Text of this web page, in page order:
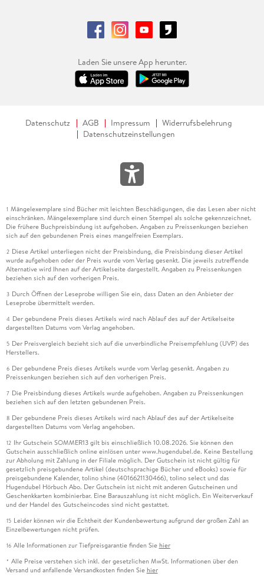
Laden Sie unsere App herunter.
Datenschutz AGB Impressum
Widerrufsbelehrung
Datenschutzeinstellungen
1 Mängelexemplare sind Bücher mit leichten Beschädigungen, die das Lesen aber nicht
einschränken. Mängelexemplare sind durch einen Stempel als solche gekennzeichnet.
Die frühere Buchpreisbindung ist aufgehoben. Angaben zu Preissenkungen beziehen
sich auf den gebundenen Preis eines mangelfreien Exemplars.
2 Diese Artikel unterliegen nicht der Preisbindung, die Preisbindung dieser Artikel
wurde aufgehoben oder der Preis wurde vom Verlag gesenkt. Die jeweils zutreffende
Alternative wird Ihnen auf der Artikelseite dargestellt. Angaben zu Preissenkungen
beziehen sich auf den vorherigen Preis.
3 Durch Öffnen der Leseprobe willigen Sie ein, dass Daten an den Anbieter der
Leseprobe übermittelt werden.
4 Der gebundene Preis dieses Artikels wird nach Ablauf des auf der Artikelseite
dargestellten Datums vom Verlag angehoben.
5 Der Preisvergleich bezieht sich auf die unverbindliche Preisempfehlung (UVP) des
Herstellers.
6 Der gebundene Preis dieses Artikels wurde vom Verlag gesenkt. Angaben zu
Preissenkungen beziehen sich auf den vorherigen Preis.
7 Die Preisbindung dieses Artikels wurde aufgehoben. Angaben zu Preissenkungen
beziehen sich auf den letzten gebundenen Preis.
8 Der gebundene Preis dieses Artikels wird nach Ablauf des auf der Artikelseite
dargestellten Datums vom Verlag angehoben.
12 Ihr Gutschein SOMMER13 gilt bis einschließlich 10.08.2026. Sie können den
Gutschein ausschließlich online einlösen unter www.hugendubel.de. Keine Bestellung
zur Abholung mit Zahlung in der Filiale möglich. Der Gutschein ist nicht gültig für
gesetzlich preisgebundene Artikel (deutschsprachige Bücher und eBooks) sowie für
preisgebundene Kalender, tolino shine (4016621130466), tolino select und das
Hugendubel Hörbuch Abo. Der Gutschein ist nicht mit anderen Gutscheinen und
Geschenkkarten kombinierbar. Eine Barauszahlung ist nicht möglich. Ein Weiterverkauf
und der Handel des Gutscheincodes sind nicht gestattet.
15 Leider können wir die Echtheit der Kundenbewertung aufgrund der großen Zahl an
Einzelbewertungen nicht prüfen.
16 Alle Informationen zur Tiefpreisgarantie finden Sie hier
* Alle Preise verstehen sich inkl. der gesetzlichen MwSt. Informationen über den
Versand und anfallende Versandkosten finden Sie hier